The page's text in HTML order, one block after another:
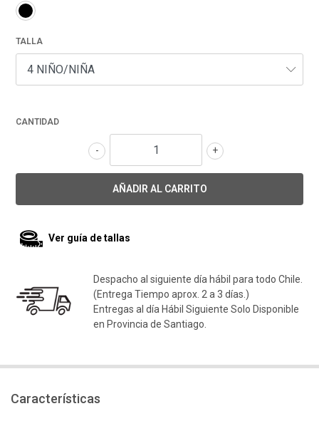
TALLA
CANTIDAD
+
-
Ver guía de tallas
Despacho al siguiente día hábil para todo Chile.
(Entrega Tiempo aprox. 2 a 3 días.)
Entregas al día Hábil Siguiente Solo Disponible
en Provincia de Santiago.
Características